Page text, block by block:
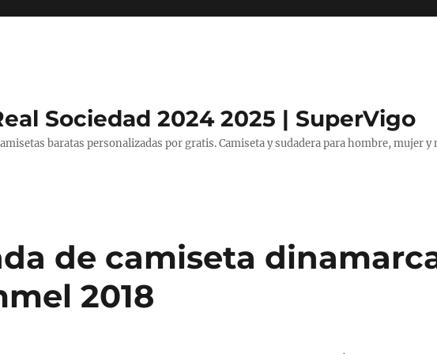
Sociedad 2024 2025 | SuperVigo
baratas personalizadas por gratis. Camiseta y sudadera para hombre, mujer y
de camiseta
2018